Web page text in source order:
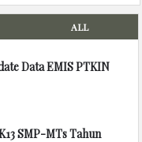
ALL
Data EMIS PTKIN
SMP-MTs Tahun